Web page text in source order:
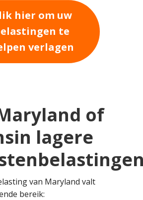
hier om uw
te
verlagen
of
lagere
van Maryland valt
bereik: